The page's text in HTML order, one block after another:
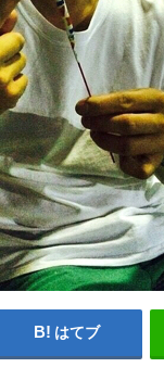
はてブ